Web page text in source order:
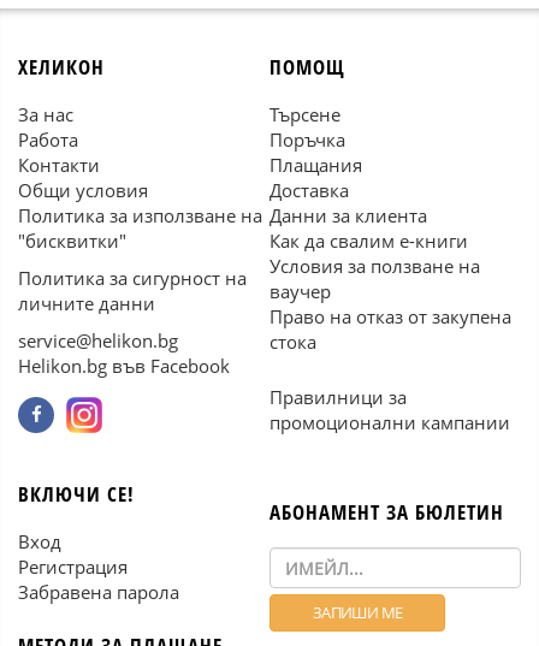
ХЕЛИКОН
За нас
Работа
Контакти
Общи условия
Политика за използване на
"бисквитки"
Политика за сигурност на
личните данни
service@helikon.bg
Helikon.bg във Facebook
ПОМОЩ
Търсене
Поръчка
Плащания
Доставка
Данни за клиента
Как да свалим е-книги
Условия за ползване на
ваучер
Право на отказ от закупена
стока
Правилници за
промоционални кампании
ВКЛЮЧИ СЕ!
Вход
Регистрация
Забравена парола
АБОНАМЕНТ ЗА БЮЛЕТИН